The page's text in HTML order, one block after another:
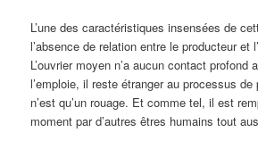
L’une des caractéristiques insensées de
l’absence de relation entre le producteur et
L’ouvrier moyen n’a aucun contact profond
l’emploie, il reste étranger au processus de
n’est qu’un rouage. Et comme tel, il est
moment par d’autres êtres humains tout